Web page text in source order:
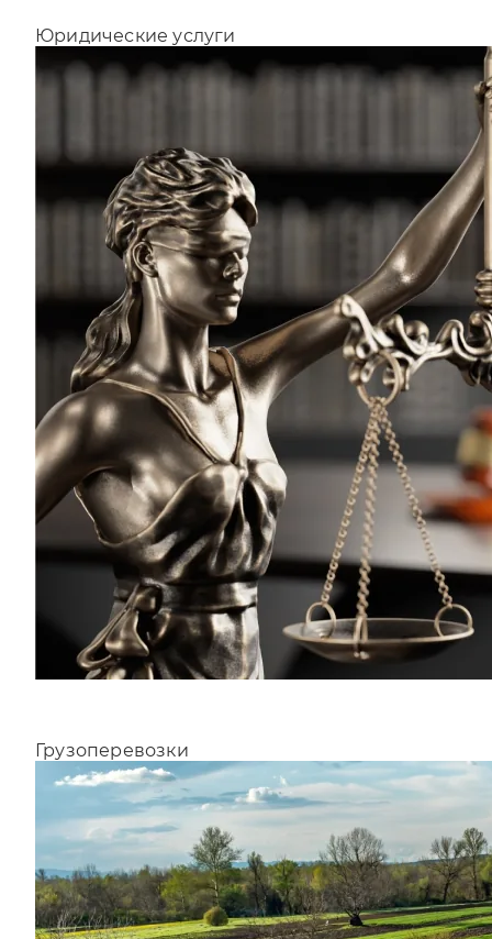
Юридические услуги
Грузоперевозки
Отправляя форму, Вы принимаетеполитику
конфиденциальности